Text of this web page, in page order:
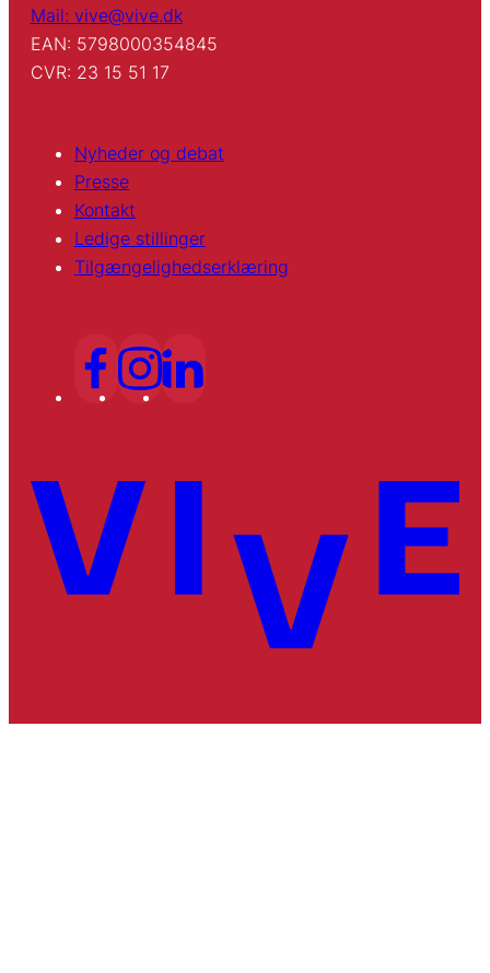
Mail: vive@vive.dk
EAN: 5798000354845
CVR: 23 15 51 17
Nyheder og debat
Presse
Kontakt
Ledige stillinger
Tilgængelighedserklæring